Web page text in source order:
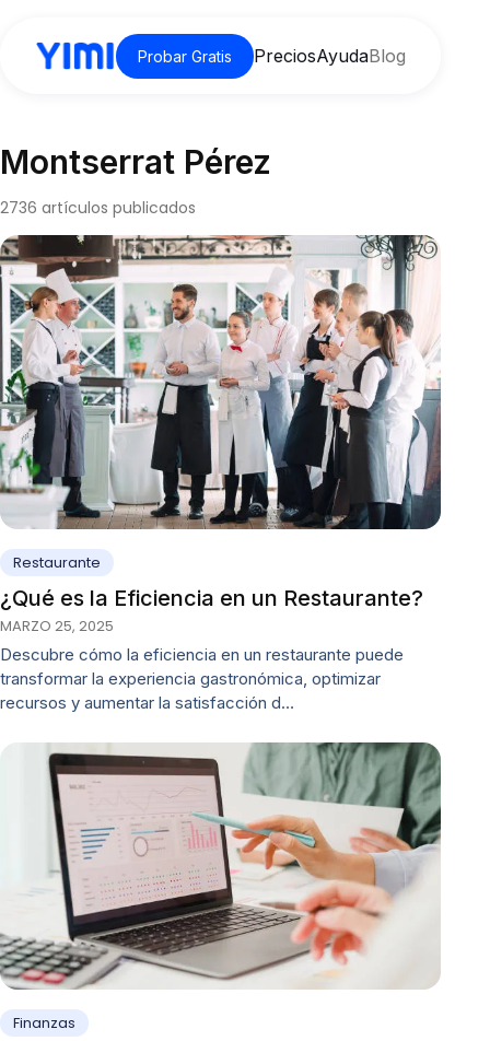
Probar Gratis PreciosAyudaBlog
Montserrat Pérez
2736 artículos publicados
Restaurante
¿Qué es la Eficiencia en un Restaurante?
MARZO 25, 2025
Descubre cómo la eficiencia en un restaurante puede
transformar la experiencia gastronómica, optimizar
recursos y aumentar la satisfacción d…
Finanzas